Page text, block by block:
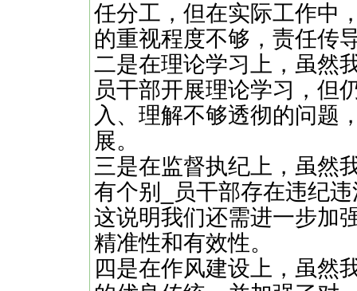
任分工，但在实际工作中
的重视程度不够，责任传
二是在理论学习上，虽然
员干部开展理论学习，但
入、理解不够透彻的问题
展。
三是在监督执纪上，虽然
有个别_员干部存在违纪
这说明我们还需进一步加
精准性和有效性。
四是在作风建设上，虽然